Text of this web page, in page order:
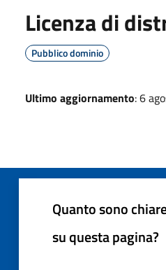
Licenza di
Pubblico dominio
Ultimo aggiornamento: 6
Quanto sono
su questa pagina?